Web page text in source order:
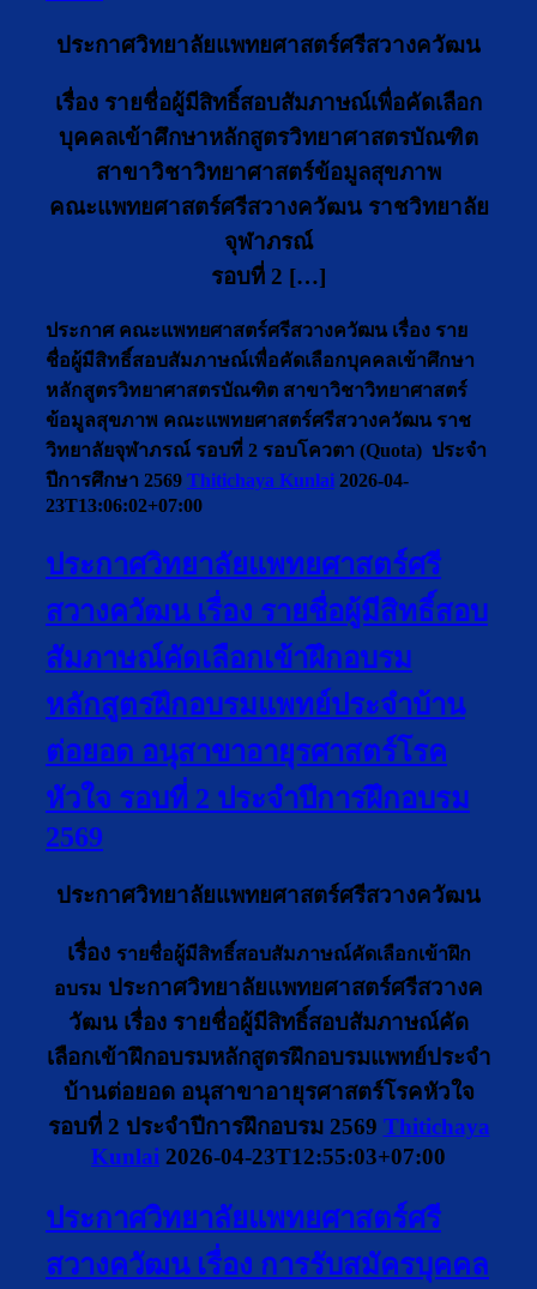
ประกาศวิทยาลัยแพทยศาสตร์ศรีสวางควัฒน
เรื่อง รายชื่อผู้มีสิทธิ์สอบสัมภาษณ์เพื่อคัดเลือก
บุคคลเข้าศึกษาหลักสูตรวิทยาศาสตรบัณฑิต
สาขาวิชาวิทยาศาสตร์ข้อมูลสุขภาพ
คณะแพทยศาสตร์ศรีสวางควัฒน ราชวิทยาลัย
จุฬาภรณ์
รอบที่ 2 […]
ประกาศ คณะแพทยศาสตร์ศรีสวางควัฒน เรื่อง ราย
ชื่อผู้มีสิทธิ์สอบสัมภาษณ์เพื่อคัดเลือกบุคคลเข้าศึกษา
หลักสูตรวิทยาศาสตรบัณฑิต สาขาวิชาวิทยาศาสตร์
ข้อมูลสุขภาพ คณะแพทยศาสตร์ศรีสวางควัฒน ราช
วิทยาลัยจุฬาภรณ์ รอบที่ 2 รอบโควตา (Quota) ประจำ
ปีการศึกษา 2569 Thitichaya Kunlai 2026-04-
23T13:06:02+07:00
ประกาศวิทยาลัยแพทยศาสตร์ศรี
สวางควัฒน เรื่อง รายชื่อผู้มีสิทธิ์สอบ
สัมภาษณ์คัดเลือกเข้าฝึกอบรม
หลักสูตรฝึกอบรมแพทย์ประจำบ้าน
ต่อยอด อนุสาขาอายุรศาสตร์โรค
หัวใจ รอบที่ 2 ประจำปีการฝึกอบรม
2569
ประกาศวิทยาลัยแพทยศาสตร์ศรีสวางควัฒน
เรื่อง รายชื่อผู้มีสิทธิ์สอบสัมภาษณ์คัดเลือกเข้าฝึก
อบรม ประกาศวิทยาลัยแพทยศาสตร์ศรีสวางค
วัฒน เรื่อง รายชื่อผู้มีสิทธิ์สอบสัมภาษณ์คัด
เลือกเข้าฝึกอบรมหลักสูตรฝึกอบรมแพทย์ประจำ
บ้านต่อยอด อนุสาขาอายุรศาสตร์โรคหัวใจ
รอบที่ 2 ประจำปีการฝึกอบรม 2569 Thitichaya
Kunlai 2026-04-23T12:55:03+07:00
ประกาศวิทยาลัยแพทยศาสตร์ศรี
สวางควัฒน เรื่อง การรับสมัครบุคคล